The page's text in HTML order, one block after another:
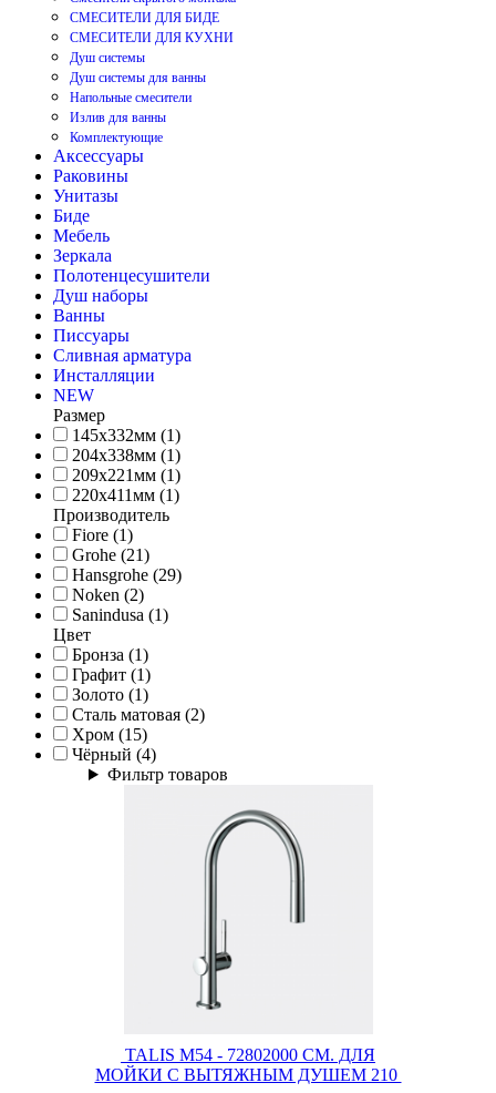
СМЕСИТЕЛИ ДЛЯ БИДЕ
СМЕСИТЕЛИ ДЛЯ КУХНИ
Душ системы
Душ системы для ванны
Напольные смесители
Излив для ванны
Комплектующие
Аксессуары
Раковины
Унитазы
Биде
Мебель
Зеркала
Полотенцесушители
Душ наборы
Ванны
Писсуары
Сливная арматура
Инсталляции
NEW
Размер
145х332мм (1)
204х338мм (1)
209х221мм (1)
220х411мм (1)
Производитель
Fiore (1)
Grohe (21)
Hansgrohe (29)
Noken (2)
Sanindusa (1)
Цвет
Бронза (1)
Графит (1)
Золото (1)
Сталь матовая (2)
Хром (15)
Чёрный (4)
Фильтр товаров
TALIS M54 - 72802000 СМ. ДЛЯ
МОЙКИ С ВЫТЯЖНЫМ ДУШЕМ 210